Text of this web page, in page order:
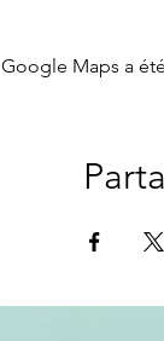
Google Maps a